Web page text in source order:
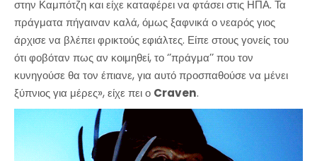
στην Καμπότζη και είχε καταφέρει να φτάσει στις ΗΠΑ. Τα
πράγματα πήγαιναν καλά, όμως ξαφνικά ο νεαρός γιος
άρχισε να βλέπει φρικτούς εφιάλτες. Είπε στους γονείς του
ότι φοβόταν πως αν κοιμηθεί, το ‘’πράγμα’’ που τον
κυνηγούσε θα τον έπιανε, για αυτό προσπαθούσε να μένει
ξύπνιος για μέρες», είχε πει ο Craven.